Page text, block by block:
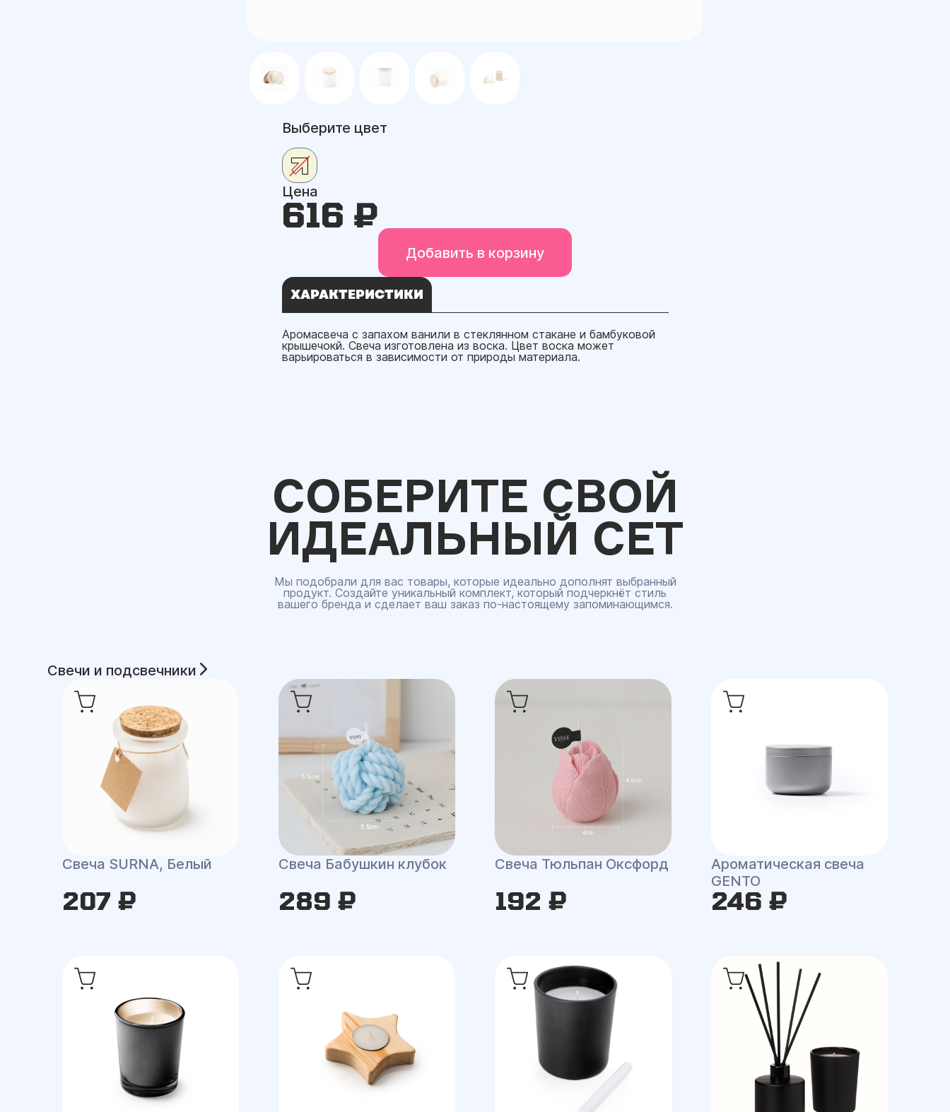
Выберите цвет
Цена
616 ₽
Добавить в корзину
ХАРАКТЕРИСТИКИ
Аромасвеча с запахом ванили в стеклянном стакане и бамбуковой
крышечокй. Свеча изготовлена из воска. Цвет воска может
варьироваться в зависимости от природы материала.
СОБЕРИТЕ СВОЙ
ИДЕАЛЬНЫЙ СЕТ
Мы подобрали для вас товары, которые идеально дополнят выбранный
продукт. Создайте уникальный комплект, который подчеркнёт стиль
вашего бренда и сделает ваш заказ по‑настоящему запоминающимся.
Свечи и подсвечники
Свеча SURNA, Белый
207 ₽
Свеча Бабушкин клубок
289 ₽
Свеча Тюльпан Оксфорд
192 ₽
Ароматическая свеча
GENTO
246 ₽